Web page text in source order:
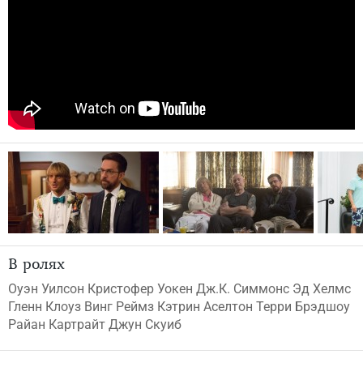
В ролях
Оуэн Уилсон Кристофер Уокен Дж.К. Симмонс Эд Хелмс
Гленн Клоуз Винг Реймз Кэтрин Аселтон Терри Брэдшоу
Райан Картрайт Джун Скуиб